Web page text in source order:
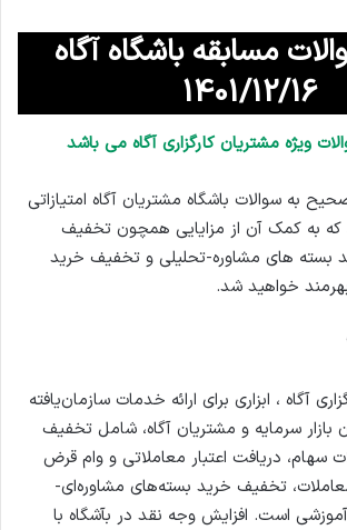
مسابقه باشگاه آگاه
1401/12/16
ویژه مشتریان کارگزاری آگاه می باشد
به سوالات باشگاه مشتریان آگاه امتیازاتی
که به کمک آن از مزایایی همچون تخفیف
بسته های مشاوره-تحلیلی و تخفیف خرید
خواهید شد.
آگاه ، ابزاری برای ارائه خدمات سازمان‌یافته
بازار سرمایه و مشتریان آگاه، شامل تخفیف
سهام، دریافت اعتبار معاملاتی و وام قرض
تخفیف خرید بسته‌های مشاوره‌ای-
است. افزایش وجه نقد در بآشگاه با